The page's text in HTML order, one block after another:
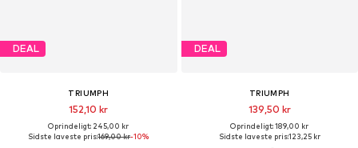
DEAL
TRIUMPH
152,10 kr
Oprindeligt: 245,00 kr
Sidste laveste pris:169,00 kr-10%
DEAL
TRIUMPH
139,50 kr
Oprindeligt: 189,00 kr
Sidste laveste pris:123,25 kr